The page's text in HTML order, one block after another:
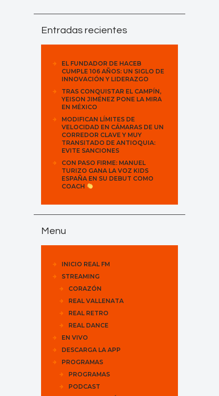
Entradas recientes
EL FUNDADOR DE HACEB
CUMPLE 106 AÑOS: UN SIGLO DE
INNOVACIÓN Y LIDERAZGO
TRAS CONQUISTAR EL CAMPÍN,
YEISON JIMÉNEZ PONE LA MIRA
EN MÉXICO
MODIFICAN LÍMITES DE
VELOCIDAD EN CÁMARAS DE UN
CORREDOR CLAVE Y MUY
TRANSITADO DE ANTIOQUIA:
EVITE SANCIONES
CON PASO FIRME: MANUEL
TURIZO GANA LA VOZ KIDS
ESPAÑA EN SU DEBUT COMO
COACH
Menu
INICIO REAL FM
STREAMING
CORAZÓN
REAL VALLENATA
REAL RETRO
REAL DANCE
EN VIVO
DESCARGA LA APP
PROGRAMAS
PROGRAMAS
PODCAST